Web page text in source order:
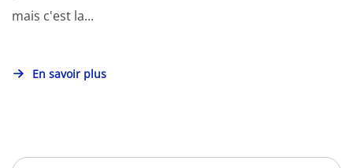
mais c'est la...
En savoir plus